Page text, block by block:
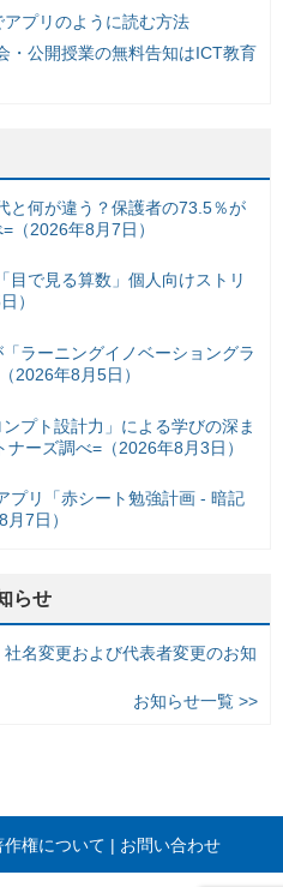
プリのように読む方法
・公開授業の無料告知はICT教育
と何が違う？保護者の73.5％が
（2026年8月7日）
目で見る算数」個人向けストリ
）
ラーニングイノベーショングラ
2026年8月5日）
プト設計力」による学びの深ま
ーズ調べ=（2026年8月3日）
プリ「赤シート勉強計画 - 暗記
7日）
らせ
名変更および代表者変更のお知
お知らせ一覧 >>
作権について お問い合わせ